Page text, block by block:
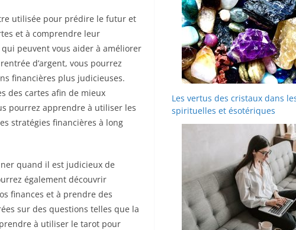
utilisée pour prédire le futur et
et à comprendre leur
peuvent vous aider à améliorer
d’argent, vous pourrez
financières plus judicieuses.
des cartes afin de mieux
pourrez apprendre à utiliser les
stratégies financières à long
quand il est judicieux de
également découvrir
finances et à prendre des
sur des questions telles que la
à utiliser le tarot pour
Les vertus des cristaux dans
spirituelles et ésotériques